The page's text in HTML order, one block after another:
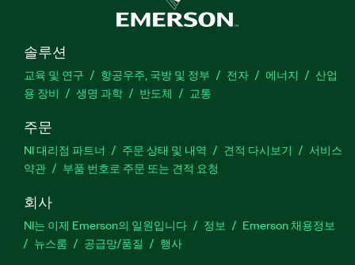
솔루션
교육 및 연구 항공우주, 국방 및 정부 전자 에너지
산업
용 장비
생명 과학 반도체 교통
주문
NI 대리점 파트너 주문 상태 및 내역 견적 다시보기
서비스
약관
부품 번호로 주문 또는 견적 요청
회사
NI는 이제 Emerson의 일원입니다 정보
Emerson 채용정보
뉴스룸
공급망/품질 행사